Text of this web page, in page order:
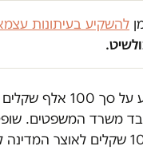
להשקיע בעיתונות
נתיים וחצי אחרי שהוגשה, נדחתה תביעת לשון
משרד המשפטים.
השלום בתל אביב חייב את הרב הבלין לשלם 10,500 שקלים לאוצר